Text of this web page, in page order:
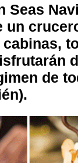
Seas
un
de